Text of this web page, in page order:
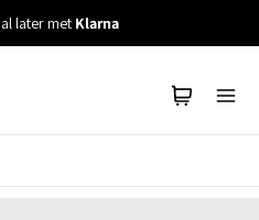
later met Klarna